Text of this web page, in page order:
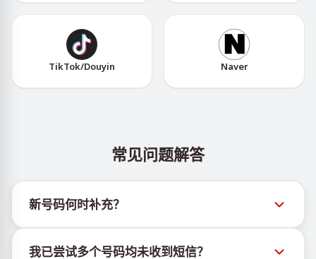
TikTok/Douyin Naver
常见问题解答
新号码何时补充？
人 @TigerSMSofficial_bot 查看。该频道会及时更新，
我已尝试多个号码均未收到短信？